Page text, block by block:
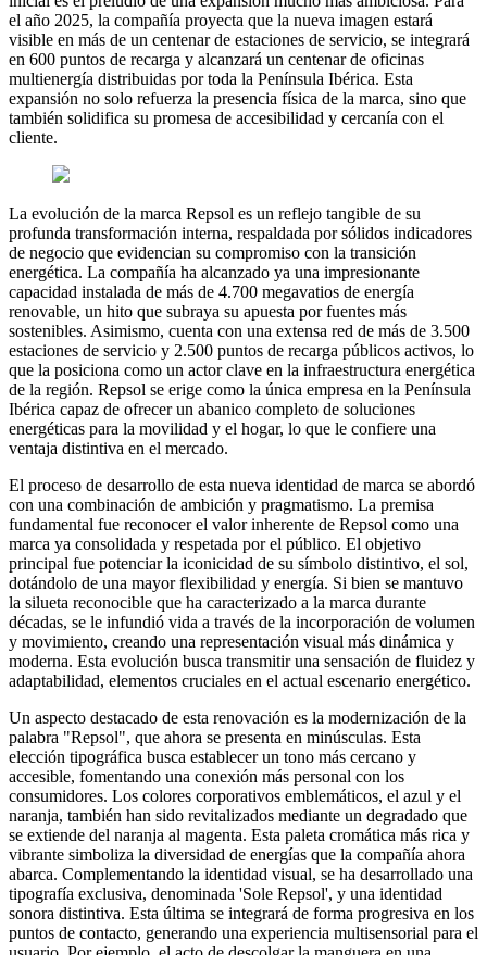
el año 2025, la compañía proyecta que la nueva imagen estará
visible en más de un centenar de estaciones de servicio, se integrará
en 600 puntos de recarga y alcanzará un centenar de oficinas
multienergía distribuidas por toda la Península Ibérica. Esta
expansión no solo refuerza la presencia física de la marca, sino que
también solidifica su promesa de accesibilidad y cercanía con el
cliente.
La evolución de la marca Repsol es un reflejo tangible de su
profunda transformación interna, respaldada por sólidos indicadores
de negocio que evidencian su compromiso con la transición
energética. La compañía ha alcanzado ya una impresionante
capacidad instalada de más de 4.700 megavatios de energía
renovable, un hito que subraya su apuesta por fuentes más
sostenibles. Asimismo, cuenta con una extensa red de más de 3.500
estaciones de servicio y 2.500 puntos de recarga públicos activos, lo
que la posiciona como un actor clave en la infraestructura energética
de la región. Repsol se erige como la única empresa en la Península
Ibérica capaz de ofrecer un abanico completo de soluciones
energéticas para la movilidad y el hogar, lo que le confiere una
ventaja distintiva en el mercado.
El proceso de desarrollo de esta nueva identidad de marca se abordó
con una combinación de ambición y pragmatismo. La premisa
fundamental fue reconocer el valor inherente de Repsol como una
marca ya consolidada y respetada por el público. El objetivo
principal fue potenciar la iconicidad de su símbolo distintivo, el sol,
dotándolo de una mayor flexibilidad y energía. Si bien se mantuvo
la silueta reconocible que ha caracterizado a la marca durante
décadas, se le infundió vida a través de la incorporación de volumen
y movimiento, creando una representación visual más dinámica y
moderna. Esta evolución busca transmitir una sensación de fluidez y
adaptabilidad, elementos cruciales en el actual escenario energético.
Un aspecto destacado de esta renovación es la modernización de la
palabra "Repsol", que ahora se presenta en minúsculas. Esta
elección tipográfica busca establecer un tono más cercano y
accesible, fomentando una conexión más personal con los
consumidores. Los colores corporativos emblemáticos, el azul y el
naranja, también han sido revitalizados mediante un degradado que
se extiende del naranja al magenta. Esta paleta cromática más rica y
vibrante simboliza la diversidad de energías que la compañía ahora
abarca. Complementando la identidad visual, se ha desarrollado una
tipografía exclusiva, denominada 'Sole Repsol', y una identidad
sonora distintiva. Esta última se integrará de forma progresiva en los
puntos de contacto, generando una experiencia multisensorial para el